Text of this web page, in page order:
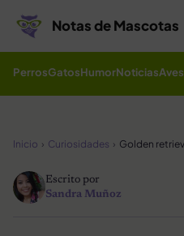
Notas de Mascotas
PerrosGatosHumorNoticiasAves
Inicio Curiosidades
Escrito por
Sandra Muñoz